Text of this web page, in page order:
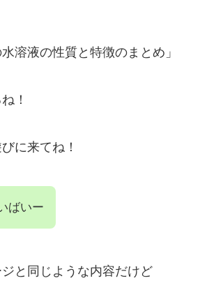
溶液の性質と特徴のまとめ」
！
に来てね！
ばいー
と同じような内容だけど